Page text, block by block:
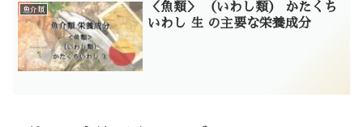
魚介類
＜魚類＞ （いわし類） かたくち
いわし 生 の主要な栄養成分